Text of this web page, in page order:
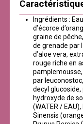
Ingrédients :
d’écorce
graine de
de grenade par
d’aloe vera,
rouge riche en
par
decyl
hydroxyde de
(WATER /
Sinensis